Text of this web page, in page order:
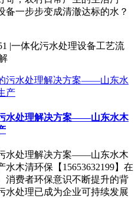
备一步步变成清澈达标的水？
|一体化污水处理设备工艺流
水处理解决方案——山东水木
水处理解决方案——山东水木
木清环保【15653632199】在
消费者环保意识不断提升的背
水处理已成为企业可持续发展